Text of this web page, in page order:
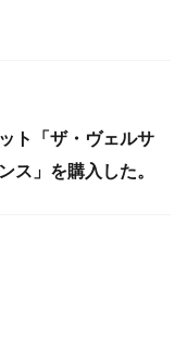
ト「ザ・ヴェルサ
ス」を購入した。